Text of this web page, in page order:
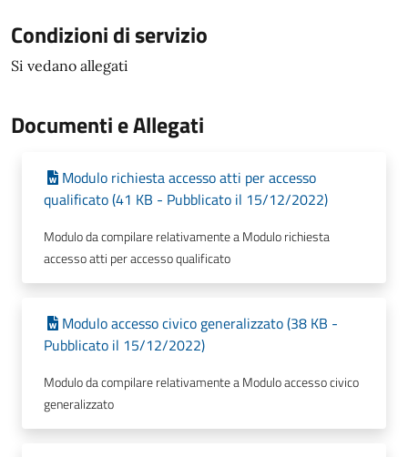
Condizioni di servizio
Si vedano allegati
Documenti e Allegati
Modulo richiesta accesso atti per accesso
qualificato (41 KB - Pubblicato il 15/12/2022)
Modulo da compilare relativamente a Modulo richiesta
accesso atti per accesso qualificato
Modulo accesso civico generalizzato (38 KB -
Pubblicato il 15/12/2022)
Modulo da compilare relativamente a Modulo accesso civico
generalizzato